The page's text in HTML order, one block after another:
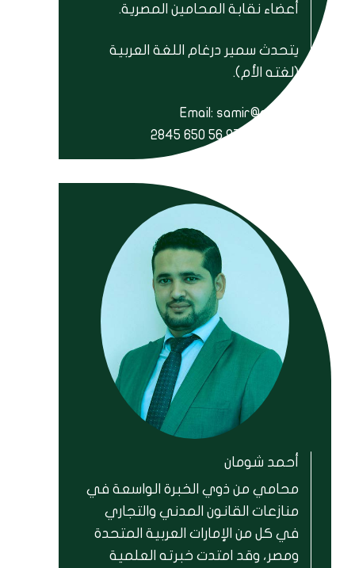
أعضاء نقابة المحامين المصرية.
يتحدث سمير درغام اللغة العربية
(لغته الأم).
Email: samir@ajlc.ae
أحمد شومان
محامي من ذوي الخبرة الواسعة في
منازعات القانون المدني والتجاري
في كل من الإمارات العربية المتحدة
ومصر، وقد امتدت خبرته العلمية